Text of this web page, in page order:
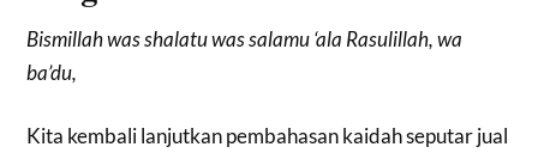
Bismillah was shalatu was salamu ‘ala Rasulillah, wa
ba’du,
Kita kembali lanjutkan pembahasan kaidah seputar jual